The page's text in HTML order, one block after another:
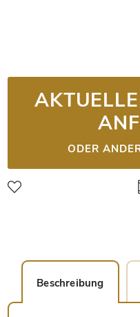
ODER
Beschreibung